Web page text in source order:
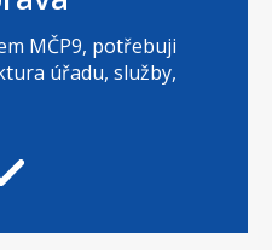
MČP9, potřebuji
úřadu, služby,